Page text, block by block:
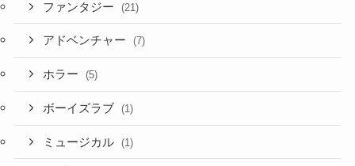
ファンタジー (21)
アドベンチャー (7)
ホラー (5)
ボーイズラブ (1)
ミュージカル (1)